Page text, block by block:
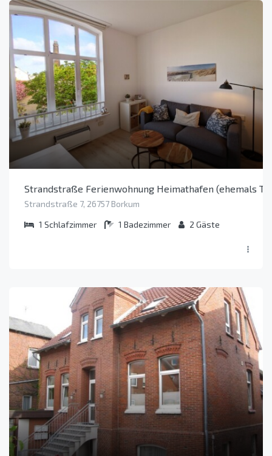
Strandstraße Ferienwohnung Heimathafen (ehemals
Strandstraße 7, 26757 Borkum
1 Schlafzimmer 1 Badezimmer 2 Gäste